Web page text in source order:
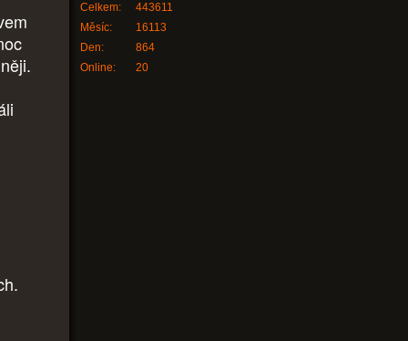
Online: 20
Celkem:
443611
Měsíc:
16113
Den:
864